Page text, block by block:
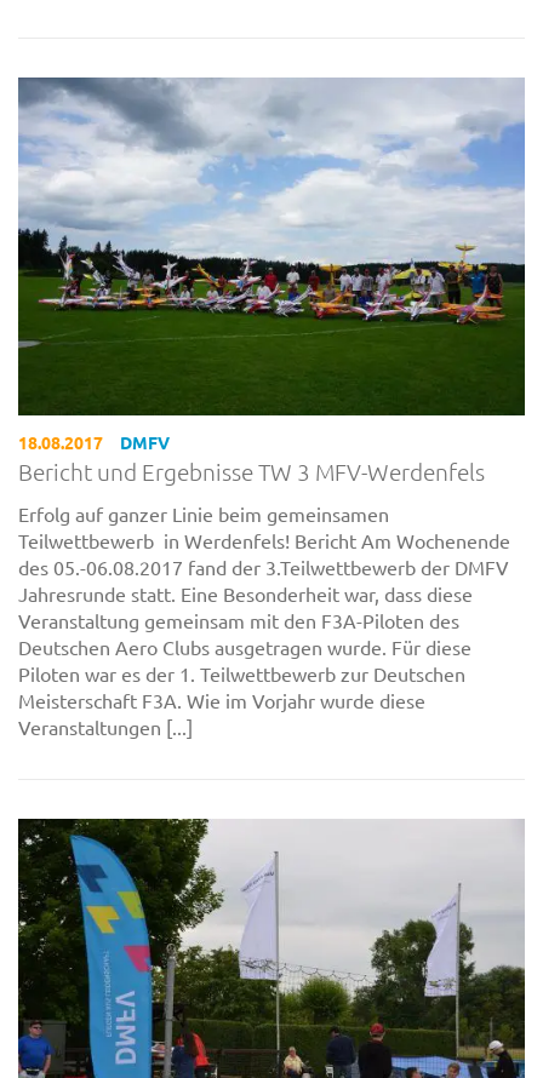
18.08.2017 DMFV
Bericht und Ergebnisse TW 3 MFV-Werdenfels
Erfolg auf ganzer Linie beim gemeinsamen
Teilwettbewerb in Werdenfels! Bericht Am Wochenende
des 05.-06.08.2017 fand der 3.Teilwettbewerb der DMFV
Jahresrunde statt. Eine Besonderheit war, dass diese
Veranstaltung gemeinsam mit den F3A-Piloten des
Deutschen Aero Clubs ausgetragen wurde. Für diese
Piloten war es der 1. Teilwettbewerb zur Deutschen
Meisterschaft F3A. Wie im Vorjahr wurde diese
Veranstaltungen [...]